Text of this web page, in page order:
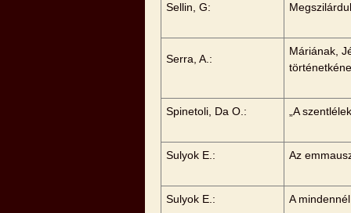
Sellin, G:
Serra, A.:
Máriának,
Spinetoli, Da O.: „A
Sulyok E.: Az
Sulyok E.: A